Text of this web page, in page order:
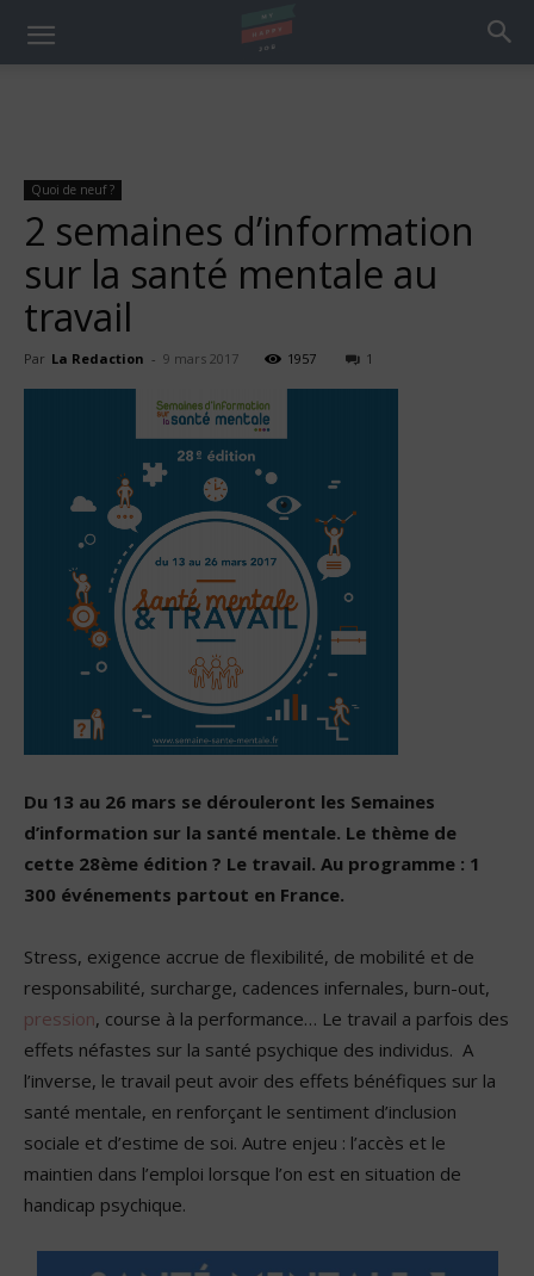
Quoi de neuf ?
2 semaines d’information
sur la santé mentale au
travail
Par La Redaction - 9 mars 2017 1957 1
Du 13 au 26 mars se dérouleront les Semaines
d’information sur la santé mentale. Le thème de
cette 28ème édition ? Le travail. Au programme : 1
300 événements partout en France.
Stress, exigence accrue de flexibilité, de mobilité et de
responsabilité, surcharge, cadences infernales, burn-out,
pression, course à la performance… Le travail a parfois des
effets néfastes sur la santé psychique des individus. A
l’inverse, le travail peut avoir des effets bénéfiques sur la
santé mentale, en renforçant le sentiment d’inclusion
sociale et d’estime de soi. Autre enjeu : l’accès et le
maintien dans l’emploi lorsque l’on est en situation de
handicap psychique.